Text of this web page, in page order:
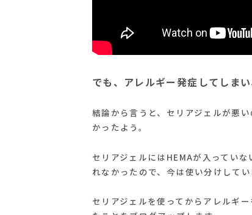
でも、アレルギー発症してしま
結論から言うと、セリアジェルが悪
かったよう。
セリアジェルにはHEMAが入ってい
れなかったので、今は使い分けしてい
セリアジェルを使ってからアレルギ